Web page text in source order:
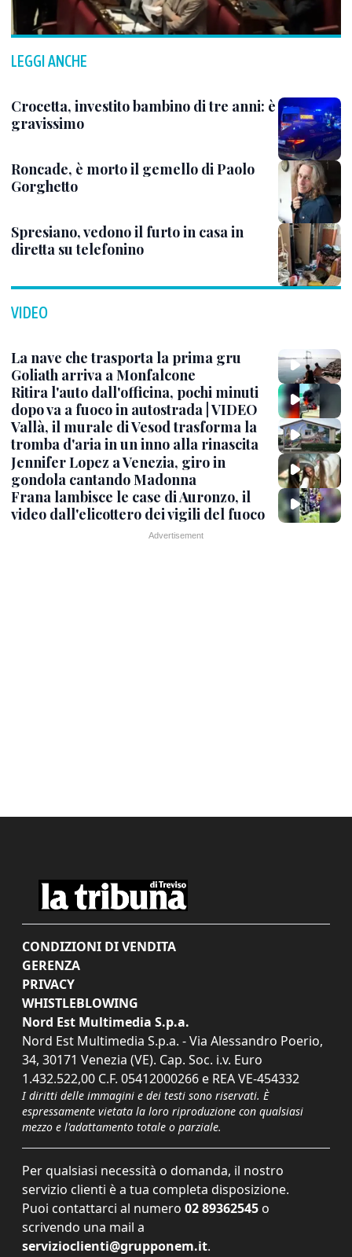
LEGGI ANCHE
Crocetta, investito bambino di tre anni: è
gravissimo
Roncade, è morto il gemello di Paolo
Gorghetto
Spresiano, vedono il furto in casa in
diretta su telefonino
VIDEO
La nave che trasporta la prima gru
Goliath arriva a Monfalcone
Ritira l'auto dall'officina, pochi minuti
dopo va a fuoco in autostrada | VIDEO
Vallà, il murale di Vesod trasforma la
tromba d'aria in un inno alla rinascita
Jennifer Lopez a Venezia, giro in
gondola cantando Madonna
Frana lambisce le case di Auronzo, il
video dall'elicottero dei vigili del fuoco
CONDIZIONI DI VENDITA
GERENZA
PRIVACY
WHISTLEBLOWING
Nord Est Multimedia S.p.a.
Nord Est Multimedia S.p.a. - Via Alessandro Poerio,
34, 30171 Venezia (VE). Cap. Soc. i.v. Euro
1.432.522,00 C.F. 05412000266 e REA VE-454332
I diritti delle immagini e dei testi sono riservati. È
espressamente vietata la loro riproduzione con qualsiasi
mezzo e l'adattamento totale o parziale.
Per qualsiasi necessità o domanda, il nostro
servizio clienti è a tua completa disposizione.
Puoi contattarci al numero 02 89362545 o
scrivendo una mail a
servizioclienti@grupponem.it.